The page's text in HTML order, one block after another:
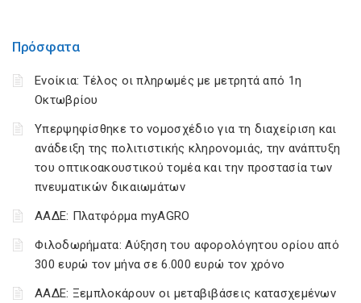
Πρόσφατα
Ενοίκια: Τέλος οι πληρωμές με μετρητά από 1η
Οκτωβρίου
Υπερψηφίσθηκε το νομοσχέδιο για τη διαχείριση και
ανάδειξη της πολιτιστικής κληρονομιάς, την ανάπτυξη
του οπτικοακουστικού τομέα και την προστασία των
πνευματικών δικαιωμάτων
ΑΑΔΕ: Πλατφόρμα myAGRO
Φιλοδωρήματα: Αύξηση του αφορολόγητου ορίου από
300 ευρώ τον μήνα σε 6.000 ευρώ τον χρόνο
ΑΑΔΕ: Ξεμπλοκάρουν οι μεταβιβάσεις κατασχεμένων